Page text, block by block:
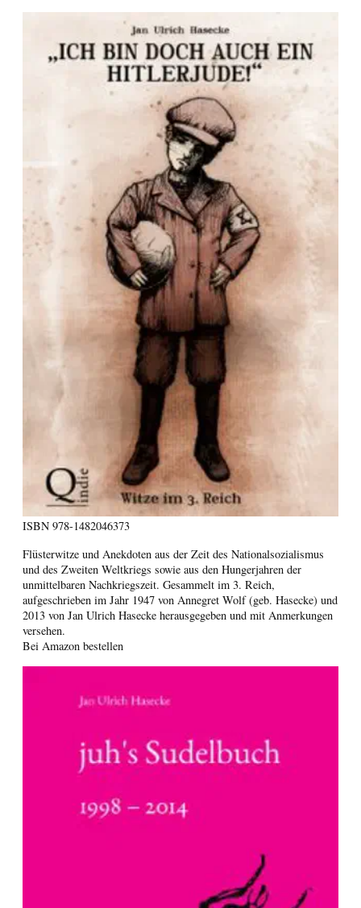
ISBN 978-1482046373
Flüsterwitze und Anekdoten aus der Zeit des Nationalsozialismus
und des Zweiten Weltkriegs sowie aus den Hungerjahren der
unmittelbaren Nachkriegszeit. Gesammelt im 3. Reich,
aufgeschrieben im Jahr 1947 von Annegret Wolf (geb. Hasecke) und
2013 von Jan Ulrich Hasecke herausgegeben und mit Anmerkungen
versehen.
Bei Amazon bestellen